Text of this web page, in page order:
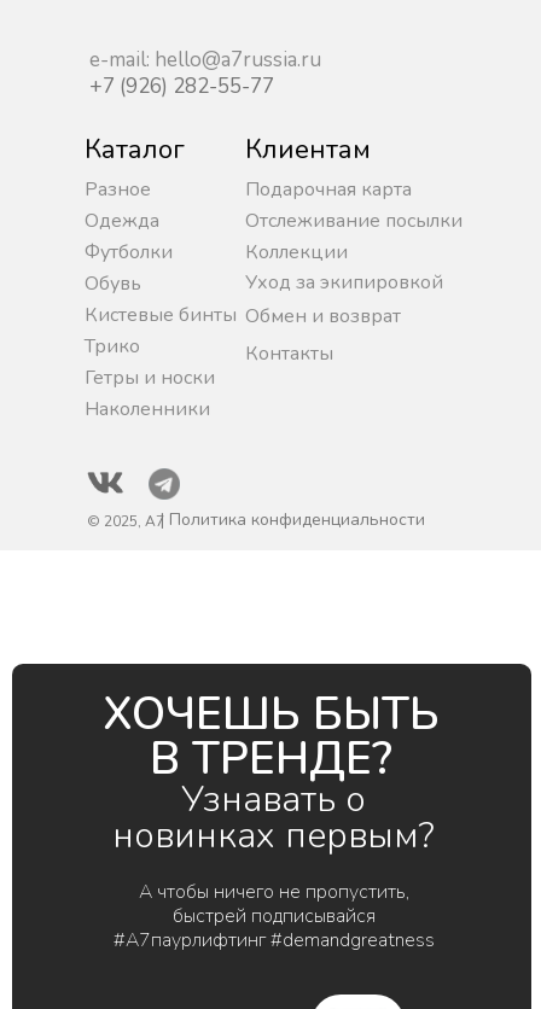
Каталог
Наколенники
Клиентам
Коллекции
© 2025, A7| Политика конфиденциальности
e-mail: hello@a7russia.ru
+7 (926) 282-55-77
Отслеживание посылки
Гетры и носки
Трико
Кистевые бинты
Обувь
Футболки
Одежда
Разное Подарочная карта
Уход за экипировкой
Контакты
Обмен и возврат
ХОЧЕШЬ БЫТЬ
В ТРЕНДЕ?
Узнавать о
новинках первым?
А чтобы ничего не пропустить,
быстрей подписывайся
#А7паурлифтинг #demandgreatness